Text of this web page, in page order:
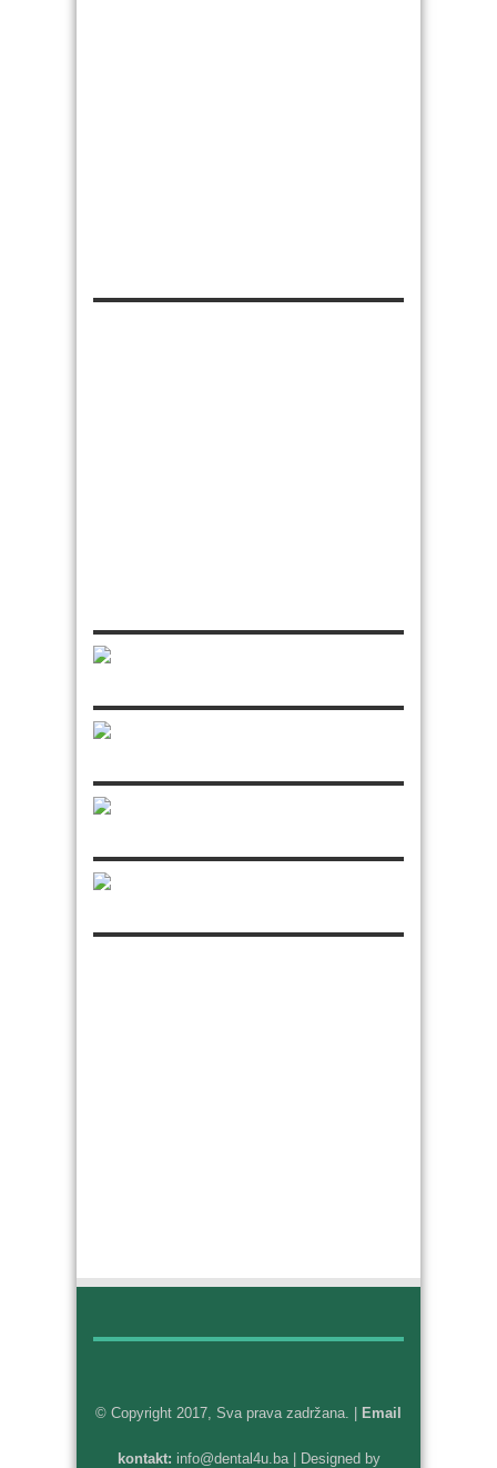
© Copyright 2017, Sva prava zadržana. | Email
kontakt: info@dental4u.ba| Designed by